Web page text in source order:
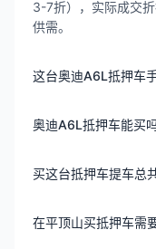
3-7折），实际成交
供需。
这台奥迪A6L抵押车
奥迪A6L抵押车能买
买这台抵押车提车总
在平顶山买抵押车需